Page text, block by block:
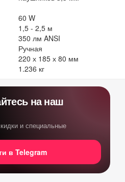
60 W
1,5 - 2,5 м
350 лм ANSI
Ручная
220 х 185 х 80 мм
1.236 кг
на наш
и специальные
в Telegram